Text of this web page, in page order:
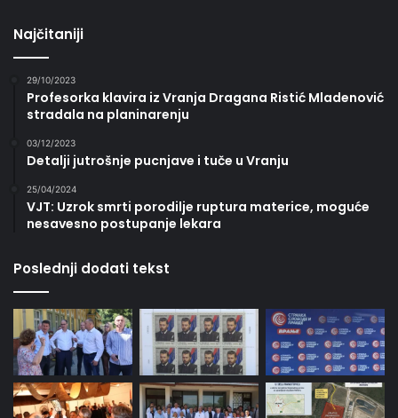
Najčitaniji
29/10/2023
Profesorka klavira iz Vranja Dragana Ristić Mladenović
stradala na planinarenju
03/12/2023
Detalji jutrošnje pucnjave i tuče u Vranju
25/04/2024
VJT: Uzrok smrti porodilje ruptura materice, moguće
nesavesno postupanje lekara
Poslednji dodati tekst